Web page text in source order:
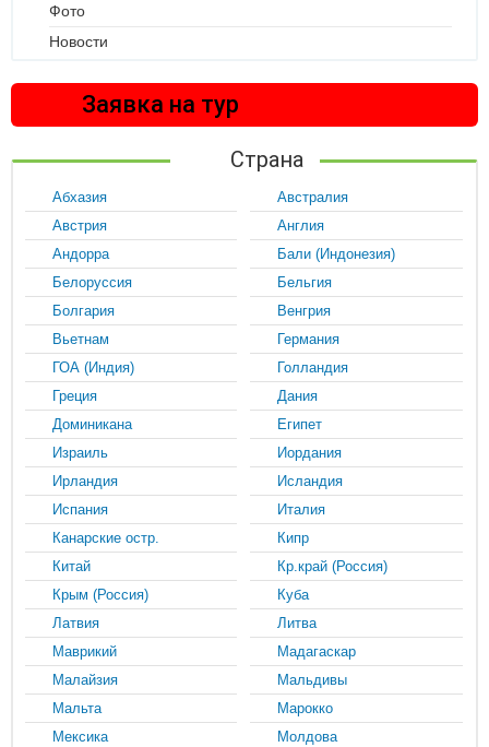
Фото
Новости
Заявка на тур
Страна
Абхазия
Австралия
Австрия
Англия
Андорра
Бали (Индонезия)
Белоруссия
Бельгия
Болгария
Венгрия
Вьетнам
Германия
ГОА (Индия)
Голландия
Греция
Дания
Доминикана
Египет
Израиль
Иордания
Ирландия
Исландия
Испания
Италия
Канарские остр.
Кипр
Китай
Кр.край (Россия)
Крым (Россия)
Куба
Латвия
Литва
Маврикий
Мадагаскар
Малайзия
Мальдивы
Мальта
Марокко
Мексика
Молдова